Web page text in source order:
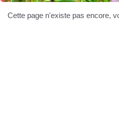
Cette page n'existe pas encore,